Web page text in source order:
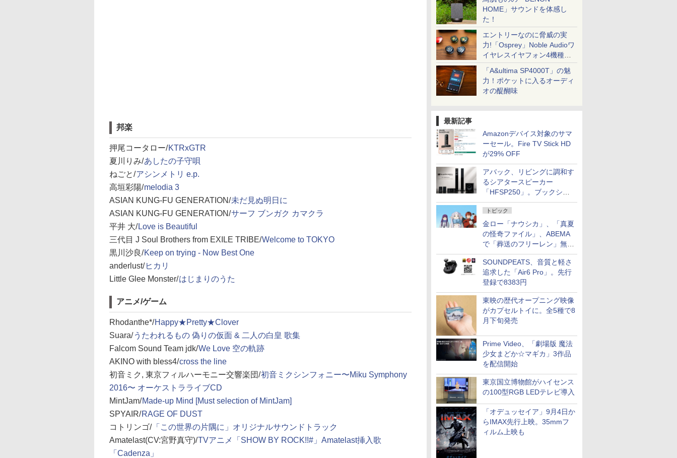
HOME」サウンドを体感し
た！
エントリーなのに脅威の実
力!「Osprey」Noble Audioワ
イヤレスイヤフォン4機種を
一気に聴く
「A&ultima SP4000T」の魅
力！ポケットに入るオーディ
オの醍醐味
最新記事
Amazonデバイス対象のサマ
ーセール。Fire TV Stick HD
が29% OFF
アバック、リビングに調和す
るシアタースピーカー
「HFSP250」。ブックシェ
ルフはペア3万円以下
トピック
金ロー「ナウシカ」、「真夏
の怪奇ファイル」、ABEMA
で「葬送のフリーレン」無料
配信など。夏の特番・配信情
報
SOUNDPEATS、音質と軽さ
追求した「Air6 Pro」。先行
登録で8383円
東映の歴代オープニング映像
がカプセルトイに。全5種で8
月下旬発売
Prime Video、「劇場版 魔法
少女まどか☆マギカ」3作品
を配信開始
東京国立博物館がハイセンス
の100型RGB LEDテレビ導入
「オデュッセイア」9月4日か
らIMAX先行上映。35mmフ
ィルム上映も
邦楽
押尾コータロー/KTRxGTR
夏川りみ/あしたの子守唄
ねごと/アシンメトリ e.p.
高垣彩陽/melodia 3
ASIAN KUNG-FU GENERATION/未だ見ぬ明日に
ASIAN KUNG-FU GENERATION/サーフ ブンガク カマクラ
平井 大/ Love is Beautiful
三代目 J Soul Brothers from EXILE TRIBE/Welcome to TOKYO
黒川沙良/Keep on trying - Now Best One
anderlust/ ヒカリ
Little Glee Monster/はじまりのうた
アニメ/ゲーム
Rhodanthe*/Happy★Pretty★Clover
Suara/ うたわれるもの 偽りの仮面 & 二人の白皇 歌集
Falcom Sound Team jdk/We Love 空の軌跡
AKINO with bless4/cross the line
初音ミク, 東京フィルハーモニー交響楽団/初音ミクシンフォニー〜Miku Symphony
2016〜 オーケストラライブCD
MintJam/Made-up Mind [Must selection of MintJam]
SPYAIR/RAGE OF DUST
コトリンゴ/ 「この世界の片隅に」オリジナルサウンドトラック
Amatelast(CV:宮野真守)/TVアニメ「SHOW BY ROCK!!#」Amatelast挿入歌
「Cadenza」